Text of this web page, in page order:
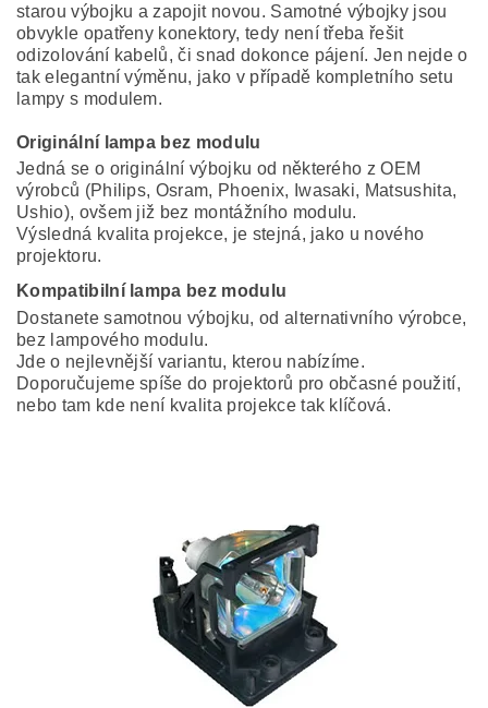
starou výbojku a zapojit novou. Samotné výbojky jsou
obvykle opatřeny konektory, tedy není třeba řešit
odizolování kabelů, či snad dokonce pájení. Jen nejde o
tak elegantní výměnu, jako v případě kompletního setu
lampy s modulem.
Originální lampa bez modulu
Jedná se o originální výbojku od některého z OEM
výrobců (Philips, Osram, Phoenix, Iwasaki, Matsushita,
Ushio), ovšem již bez montážního modulu.
Výsledná kvalita projekce, je stejná, jako u nového
projektoru.
Kompatibilní lampa bez modulu
Dostanete samotnou výbojku, od alternativního výrobce,
bez lampového modulu.
Jde o nejlevnější variantu, kterou nabízíme.
Doporučujeme spíše do projektorů pro občasné použití,
nebo tam kde není kvalita projekce tak klíčová.